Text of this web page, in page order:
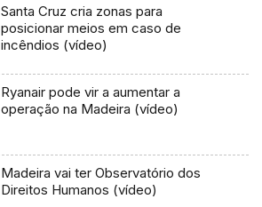
Santa Cruz cria zonas para
posicionar meios em caso de
incêndios (vídeo)
Ryanair pode vir a aumentar a
operação na Madeira (vídeo)
Madeira vai ter Observatório dos
Direitos Humanos (vídeo)